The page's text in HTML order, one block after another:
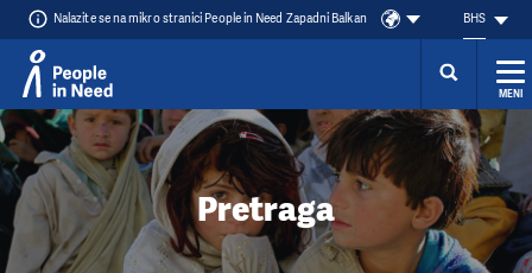
Přeskočit na obsah
Nalazite se na mikro stranici People in Need Zapadni Balkan BHS
MENI
Pretraga